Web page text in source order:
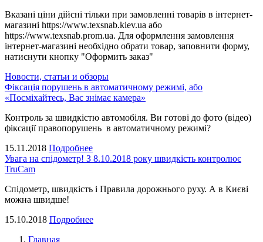
Вказані ціни дійсні тільки при замовленні товарів в інтернет-
магазині https://www.texsnab.kiev.ua або
https://www.texsnab.prom.ua. Для оформлення замовлення
інтернет-магазині необхідно обрати товар, заповнити форму,
натиснути кнопку "Оформить заказ"
Новости, статьи и обзоры
Фіксація порушень в автоматичному режимі, або
«Посміхайтесь, Вас знімає камера»
Контроль за швидкістю автомобіля. Ви готові до фото (відео)
фіксації правопорушень в автоматичному режимі?
15.11.2018 Подробнее
Увага на спідометр! З 8.10.2018 року швидкість контролює
TruCam
Спідометр, швидкість і Правила дорожнього руху. А в Києві
можна швидше!
15.10.2018 Подробнее
Главная